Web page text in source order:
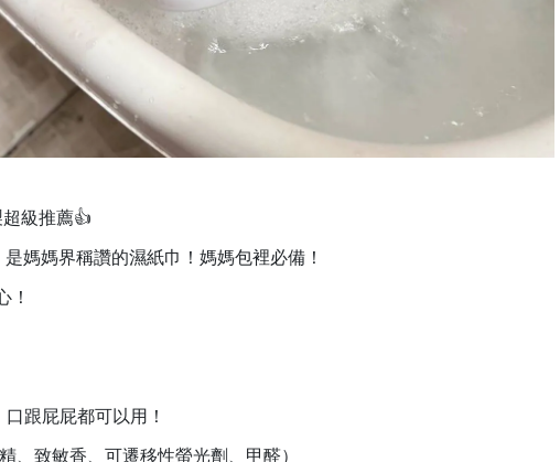
級推薦👍
媽媽界稱讚的濕紙巾！媽媽包裡必備！
！
跟屁屁都可以用！
、致敏香、可遷移性螢光劑、甲醛）